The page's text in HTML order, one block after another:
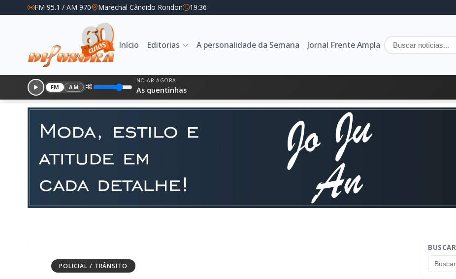
FM 95.1 / AM 970 Marechal Cândido Rondon 19:36
Início Editorias A personalidade da Semana Jornal Frente Ampla
FM AM
NO AR AGORA
As quentinhas
POLICIAL / TRÂNSITO
BUSCAR